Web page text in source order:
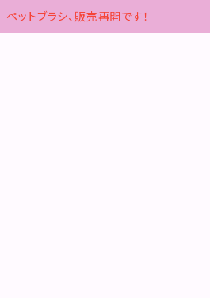
ペットブラシ、販売再開です！